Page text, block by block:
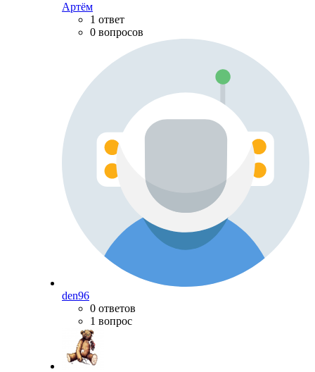
Артём
1 ответ
0 вопросов
den96
0 ответов
1 вопрос